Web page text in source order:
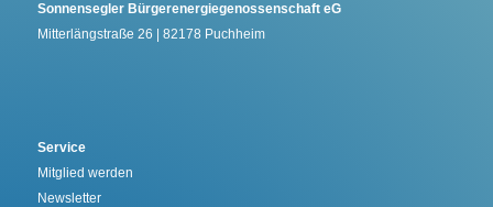
Sonnensegler Bürgerenergiegenossenschaft eG
Mitterlängstraße 26 | 82178 Puchheim
Service
Mitglied werden
Newsletter